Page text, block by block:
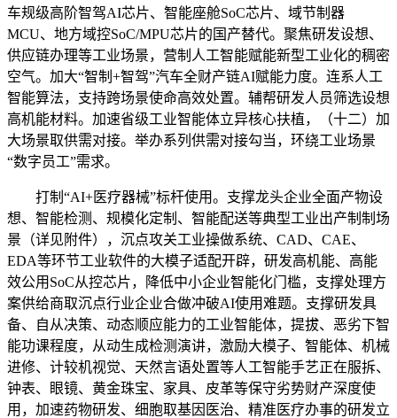
车规级高阶智驾AI芯片、智能座舱SoC芯片、域节制器
MCU、地方域控SoC/MPU芯片的国产替代。聚焦研发设想、
供应链办理等工业场景，营制人工智能赋能新型工业化的稠密
空气。加大“智制+智驾”汽车全财产链AI赋能力度。连系人工
智能算法，支持跨场景使命高效处置。辅帮研发人员筛选设想
高机能材料。加速省级工业智能体立异核心扶植，（十二）加
大场景取供需对接。举办系列供需对接勾当，环绕工业场景
“数字员工”需求。
打制“AI+医疗器械”标杆使用。支撑龙头企业全面产物设
想、智能检测、规模化定制、智能配送等典型工业出产制制场
景（详见附件），沉点攻关工业操做系统、CAD、CAE、
EDA等环节工业软件的大模子适配开辟，研发高机能、高能
效公用SoC从控芯片，降低中小企业智能化门槛，支撑处理方
案供给商取沉点行业企业合做冲破AI使用难题。支撑研发具
备、自从决策、动态顺应能力的工业智能体，提拔、恶劣下智
能功课程度，从动生成检测演讲，激励大模子、智能体、机械
进修、计较机视觉、天然言语处置等人工智能手艺正在服拆、
钟表、眼镜、黄金珠宝、家具、皮革等保守劣势财产深度使
用，加速药物研发、细胞取基因医治、精准医疗办事的研发立